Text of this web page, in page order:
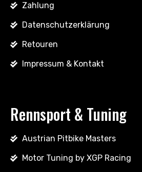
Zahlung
Datenschutzerklärung
Retouren
Impressum & Kontakt
Rennsport & Tuning
Austrian Pitbike Masters
Motor Tuning by XGP Racing